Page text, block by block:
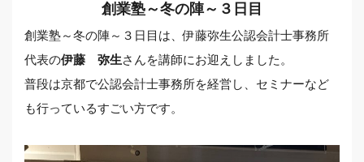
創業塾～冬の陣～３日目
創業塾～冬の陣～３日目は、伊藤弥生公認会計士事務所
代表の伊藤 弥生さんを講師にお迎えしました。
普段は京都で公認会計士事務所を経営し、セミナーなど
も行っているすごい方です。